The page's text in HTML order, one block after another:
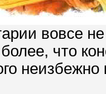
вовсе
что